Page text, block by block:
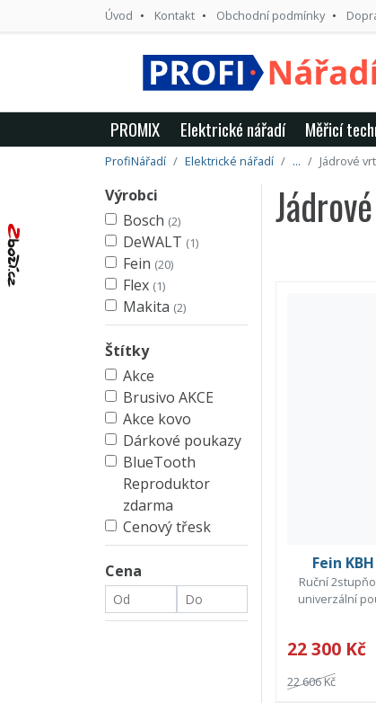
Úvod Kontakt Obchodní podmínky
PROMIX Elektrické nářadí Měřicí
ProfiNářadí Elektrické nářadí ... Jádrové
Výrobci
Bosch (2)
DeWALT (1)
Fein (20)
Flex (1)
Makita (2)
Štítky
Akce
Brusivo AKCE
Akce kovo
Dárkové poukazy
BlueTooth
Reproduktor
zdarma
Cenový třesk
Cena Fein
Ruční
univerzální
22 300 Kč
22 606 Kč